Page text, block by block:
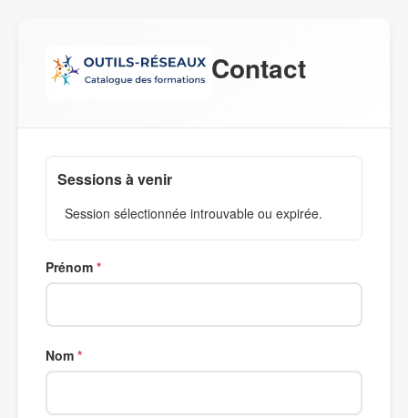
Contact
Sessions à venir
Session sélectionnée introuvable ou expirée.
Prénom
Nom